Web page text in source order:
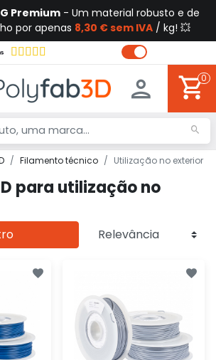
Premium - Um material robusto e de
por apenas 8,30 € sem IVA/ kg! 💥
0
Filamento técnico Utilização no exterior
para utilização no